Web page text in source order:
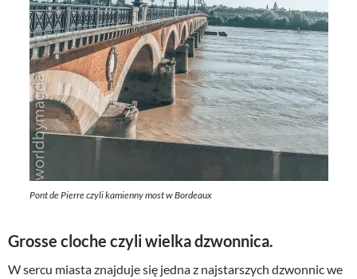
Pont de Pierre czyli kamienny most w Bordeaux
Grosse cloche czyli wielka dzwonnica.
W sercu miasta znajduje się jedna z najstarszych dzwonnic we